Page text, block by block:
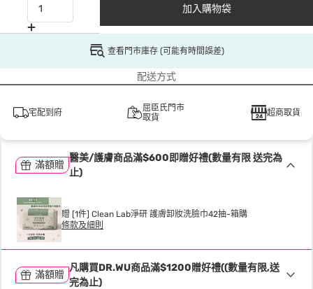
加入購物袋
查看門市庫存 (可能有時間誤差)
配送方式
宅配到府
屈臣氏門市
取貨
超商取貨
滿額贈
醫美/護膚商品滿$600即贈好禮(數量有限 送完為
止)
贈 [1件] Clean Lab淨研 護膚卸妝洗臉巾42抽-箱購
條款及細則
滿額贈
凡購買DR.WU商品滿$1200贈好禮((數量有限,送
完為止)